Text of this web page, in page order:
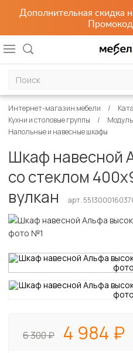
Дополнительная скидка
Интернет-магазин мебели
Кухни и столовые группы
Напольные и навесные шкафы
Шкаф навесной
со стеклом
вулкан
арт.
6 300 4 984